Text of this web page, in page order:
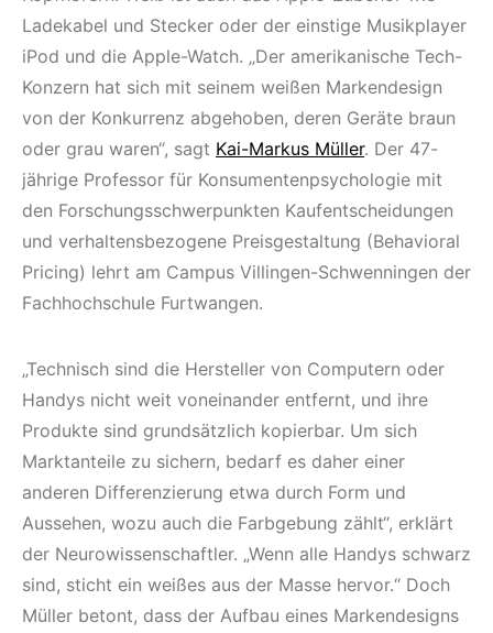
Ladekabel und Stecker oder der einstige Musikplayer
iPod und die Apple-Watch. „Der amerikanische Tech-
Konzern hat sich mit seinem weißen Markendesign
von der Konkurrenz abgehoben, deren Geräte braun
oder grau waren“, sagt Kai-Markus Müller. Der 47-
jährige Professor für Konsumentenpsychologie mit
den Forschungsschwerpunkten Kaufentscheidungen
und verhaltensbezogene Preisgestaltung (Behavioral
Pricing) lehrt am Campus Villingen-Schwenningen der
Fachhochschule Furtwangen.
„Technisch sind die Hersteller von Computern oder
Handys nicht weit voneinander entfernt, und ihre
Produkte sind grundsätzlich kopierbar. Um sich
Marktanteile zu sichern, bedarf es daher einer
anderen Differenzierung etwa durch Form und
Aussehen, wozu auch die Farbgebung zählt“, erklärt
der Neurowissenschaftler. „Wenn alle Handys schwarz
sind, sticht ein weißes aus der Masse hervor.“ Doch
Müller betont, dass der Aufbau eines Markendesigns